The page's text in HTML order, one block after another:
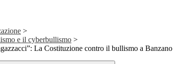
>
e il cyberbullismo >
La Costituzione contro il bullismo a Banzano